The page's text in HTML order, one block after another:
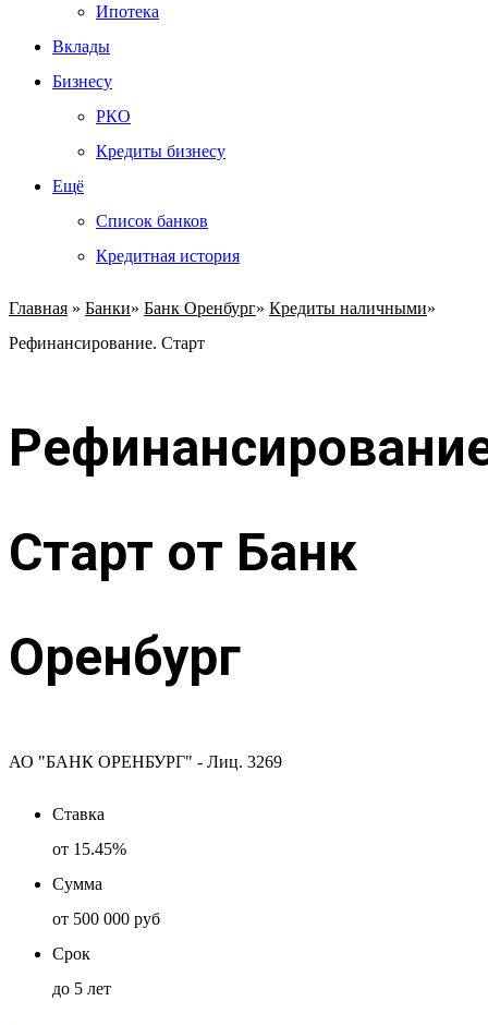
Ипотека
Вклады
Бизнесу
РКО
Кредиты бизнесу
Ещё
Список банков
Кредитная история
Главная » Банки» Банк Оренбург» Кредиты наличными»
Рефинансирование. Старт
Старт от Банк
Оренбург
АО "БАНК ОРЕНБУРГ" - Лиц. 3269
Ставка
от 15.45%
Сумма
от 500 000 руб
Срок
до 5 лет